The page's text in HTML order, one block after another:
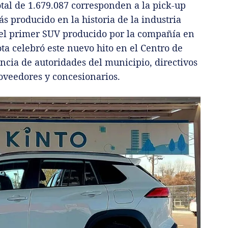
de 1.679.087 corresponden a la pick-up
producido en la historia de la industria
primer SUV producido por la compañía en
celebró este nuevo hito en el Centro de
de autoridades del municipio, directivos
y concesionarios.